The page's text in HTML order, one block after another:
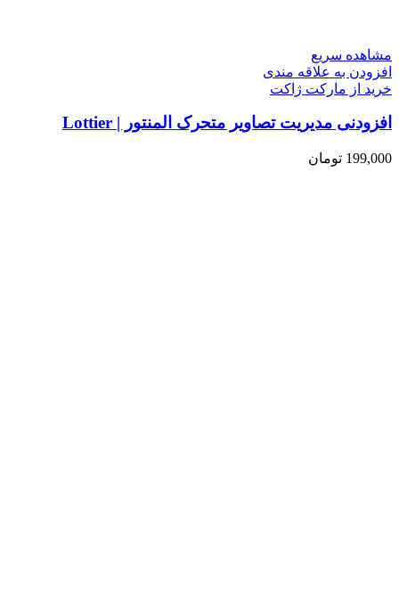
مشاهده سریع
افزودن به علاقه مندی
خرید از مارکت ژاکت
افزودنی مدیریت تصاویر متحرک المنتور | Lottier
199,000 تومان